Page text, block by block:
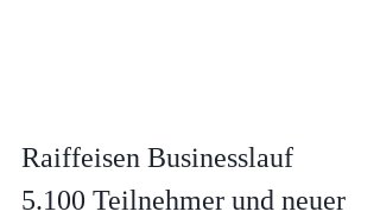
Raiffeisen Businesslauf
5.100 Teilnehmer und neuer